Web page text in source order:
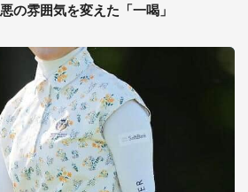
の雰囲気を変えた「一喝」